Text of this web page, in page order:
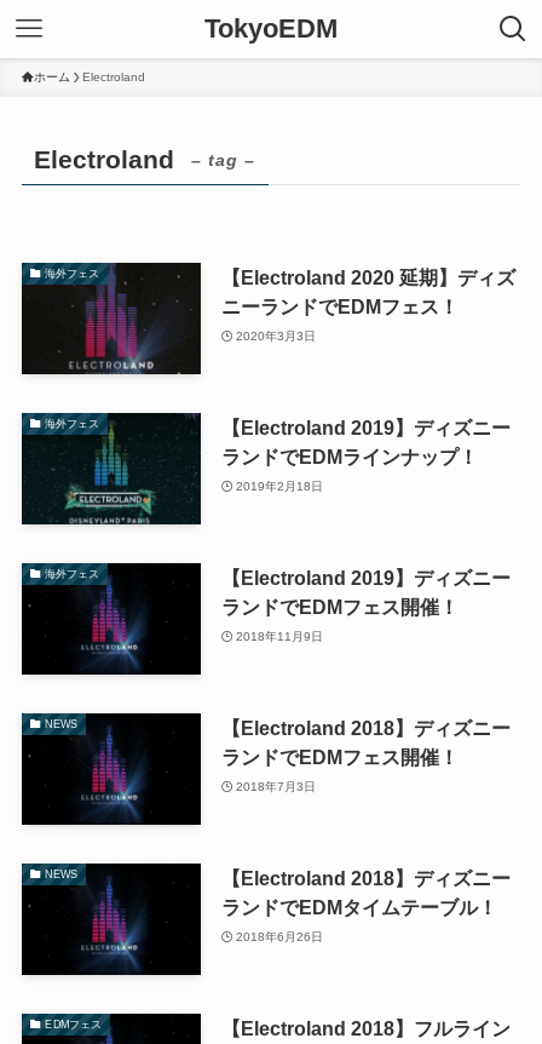
TokyoEDM
ホーム Electroland
Electroland – tag –
海外フェス
【Electroland 2020 延期】ディズ
ニーランドでEDMフェス！
2020年3月3日
海外フェス
【Electroland 2019】ディズニー
ランドでEDMラインナップ！
2019年2月18日
海外フェス
【Electroland 2019】ディズニー
ランドでEDMフェス開催！
2018年11月9日
NEWS
【Electroland 2018】ディズニー
ランドでEDMフェス開催！
2018年7月3日
NEWS
【Electroland 2018】ディズニー
ランドでEDMタイムテーブル！
2018年6月26日
EDMフェス
【Electroland 2018】フルライン